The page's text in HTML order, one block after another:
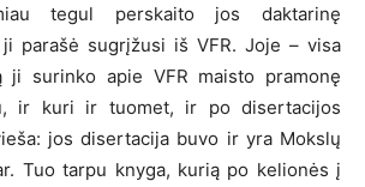
tegul perskaito jos daktarinę
parašė sugrįžusi iš VFR. Joje – visa
ji surinko apie VFR maisto pramonę
ir kuri ir tuomet, ir po disertacijos
jos disertacija buvo ir yra Mokslų
Tuo tarpu knyga, kurią po kelionės į